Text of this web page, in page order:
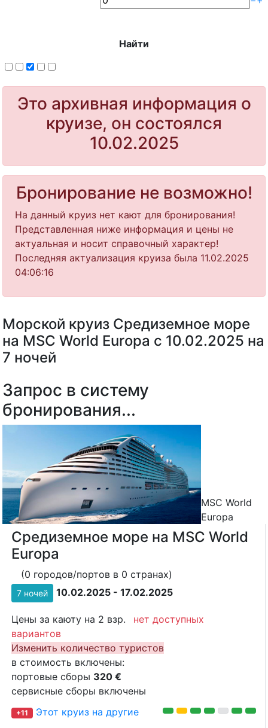
Найти
Это архивная информация о
круизе, он состоялся
10.02.2025
Бронирование не возможно!
На данный круиз нет кают для бронирования!
Представленная ниже информация и цены не
актуальная и носит справочный характер!
Последняя актуализация круиза была 11.02.2025
04:06:16
Морской круиз Средиземное море
на MSC World Europa с 10.02.2025 на
7 ночей
MSC World
Europa
Средиземное море на MSC World
Europa
(0 городов/портов в 0 странах)
7 ночей 10.02.2025 - 17.02.2025
Цены за каюту на 2 взр.
нет доступных
вариантов
Изменить количество туристов
в стоимость включены:
портовые сборы 320 €
сервисные сборы включены
+11
Этот круиз на другие
Запрос в систему
бронирования...